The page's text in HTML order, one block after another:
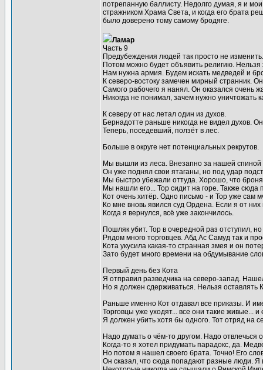
потрепанную баллисту. Недолго думая, я и
стражником Храма Света, и когда его брата
было доверено тому самому бродяге.
Ламар
Часть 9
Предубеждения людей так просто не
Потом можно будет объявить религию. Нельзя
Нам нужна армия. Будем искать медведей и
К северо-востоку замечен мирный странник.
Самого рабочего я нанял. Он оказался очень
Никогда не понимал, зачем нужно
К северу от нас летал один из духов.
Бернадотте раньше никогда не видел духов.
Теперь, поседевший, ползёт в лес.
Больше в округе нет потенциальных рекрутов.
Мы вышли из леса. Внезапно за нашей спиной
Он уже поднял свои ятаганы, но под удар
Мы быстро убежали оттуда. Хорошо, что
Мы нашли его... Тор сидит на горе. Также
Кот очень хитёр. Одно письмо - и Тор уже сам
Ко мне вновь явился суд Ордена. Если я от
Когда я вернулся, всё уже закончилось.
Пошляк убит. Тор в очередной раз отступил,
Рядом много торговцев. Абд Ас Самуд так и
Кота укусила какая-то странная змея и он
Зато будет много времени на обдумывание
Первый день без Кота
Я отправил разведчика на северо-запад.
Но я должен сдерживаться. Нельзя оставлять
Раньше именно Кот отдавал все приказы. И
Торговцы уже уходят... все они такие живые...
Я должен убить хотя бы одного. Тот отряд на
Надо думать о чём-то другом. Надо отвлечься
Когда-то я хотел придумать парадокс, да.
Но потом я нашел своего брата. Точно! Его
Он сказал, что сюда попадают разные люди. Я